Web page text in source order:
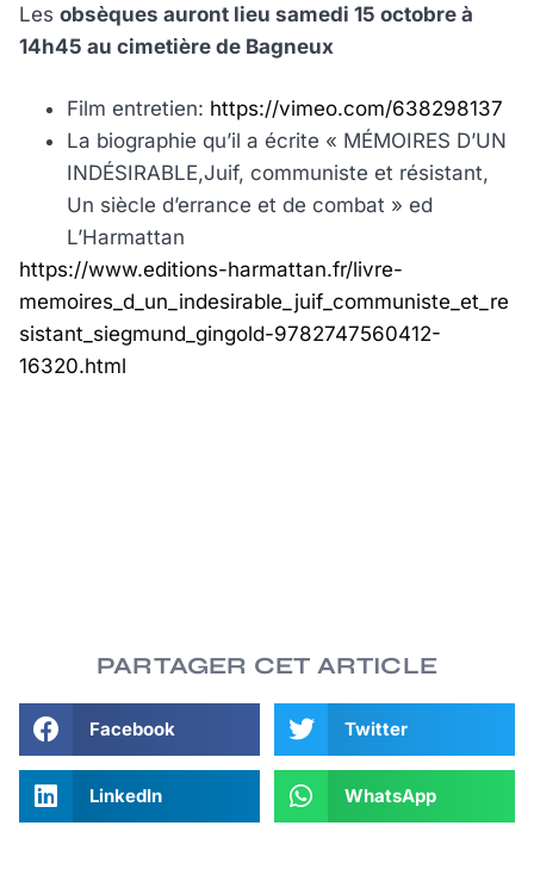
Les obsèques auront lieu samedi 15 octobre à
14h45 au cimetière de Bagneux
Film entretien: https://vimeo.com/638298137
La biographie qu’il a écrite « MÉMOIRES D’UN
INDÉSIRABLE,Juif, communiste et résistant,
Un siècle d’errance et de combat » ed
L’Harmattan
https://www.editions-harmattan.fr/livre-
memoires_d_un_indesirable_juif_communiste_et_re
sistant_siegmund_gingold-9782747560412-
16320.html
PARTAGER CET ARTICLE
Facebook Twitter
LinkedIn WhatsApp